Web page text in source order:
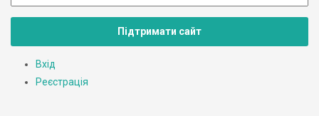
Підтримати сайт
Вхід
Реєстрація